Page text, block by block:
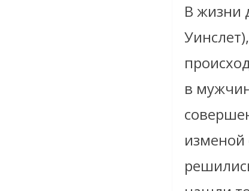
В жизни
в
изменой